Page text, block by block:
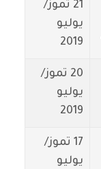
21 تموز/
يوليو
2019
20 تموز/
يوليو
2019
17 تموز/
يوليو